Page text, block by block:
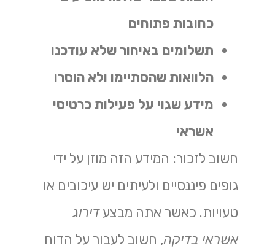
כחובות פתוחים
תשלומים באיחור שלא עודכנו
הלוואות שהסתיימו ולא הוסרו
מידע שגוי על פעילות כרטיסי
אשראי
חשוב לזכור: המידע הזה מוזן על ידי
גופים פיננסיים ולעיתים יש עיכובים או
טעויות. כאשר אתה מבצעדירוג
אשראי בדיקה, חשוב לעבור על הדוח